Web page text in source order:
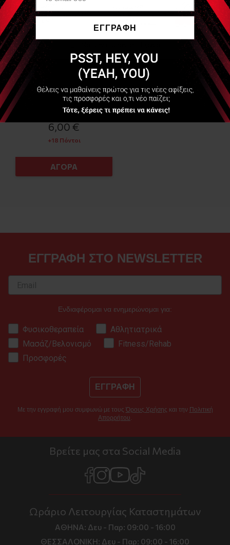
Διαθέσιμο
6,00 €
+18 Πόντοι
ΑΓΟΡΑ
ΕΓΓΡΑΦΗ ΣΤΟ NEWSLETTER
Ενδιαφέρομαι να ενημερώνομαι για:
Φυσικοθεραπεία
Αθλητιατρικά
Μασάζ/Βελονισμό
Fitness/Rehab
Προσφορές
ΕΓΓΡΑΦΗ
Με την εγγραφή μου συμφωνώ με τους Όρους Χρήσης και την Πολιτική
Απορρήτου.
Βρείτε μας στα Social Media
Ωράριο Λειτουργίας Καταστημάτων
ΑΘΗΝΑ: Δευ - Παρ: 09:00 - 16:00
ΘΕΣΣΑΛΟΝΙΚΗ: Δευ - Παρ: 09:00 - 16:00
ΕΓΓΡΑΦΗ